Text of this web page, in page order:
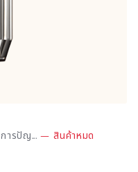
ารปัญ... — สินค้าหมด
ารปัญ... — สินค้าหมด